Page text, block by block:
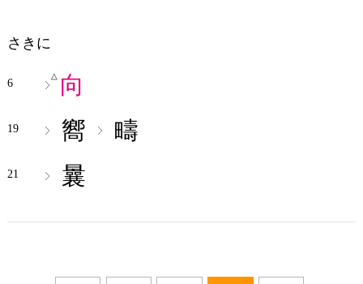
さきに
6
△ 向
19 嚮 疇
21 曩